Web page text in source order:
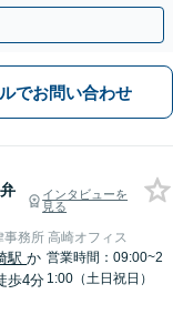
でお問い合わせ
弁
インタビューを
見る
務所 高崎オフィス
駅か
歩4分
営業時間：09:00~2
1:00（土日祝日）